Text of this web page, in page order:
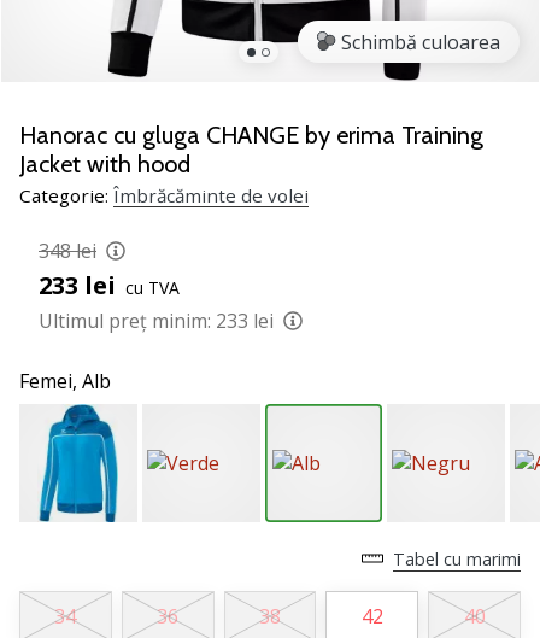
de
Crăciun
pentru
de
volei
Lăsați-
să
ajutăm
să
alegi
cadoul
pantofi,
…
Schimbă culoarea
Hanorac cu gluga CHANGE by erima Training
Jacket with hood
Categorie: Îmbrăcăminte de volei
348 lei
233 lei cu TVA
Ultimul preț minim: 233 lei
Femei, Alb
Tabel cu marimi
34 36 38 42 40